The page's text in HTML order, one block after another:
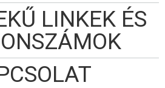
LINKEK ÉS